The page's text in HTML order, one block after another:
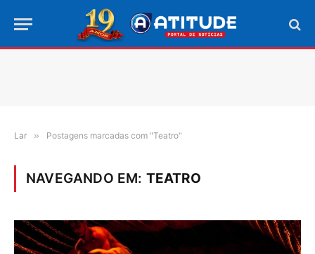
Lar » Postagens marcadas com "Teatro"
NAVEGANDO EM: TEATRO